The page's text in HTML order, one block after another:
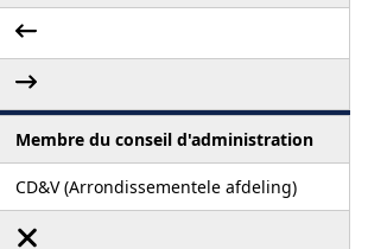
Membre du conseil d'administration
CD&V (Arrondissementele afdeling)